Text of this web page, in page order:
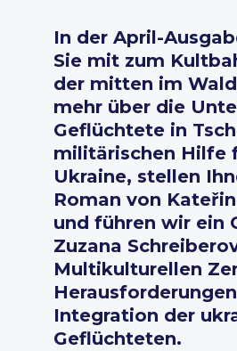
In der April-
Sie mit zum
der mitten im
mehr über die
Geflüchtete in
militärischen Hilfe
Ukraine, stellen
Roman von
und führen wir ein
Zuzana
Multikulturellen
Integration der
Geflüchteten.